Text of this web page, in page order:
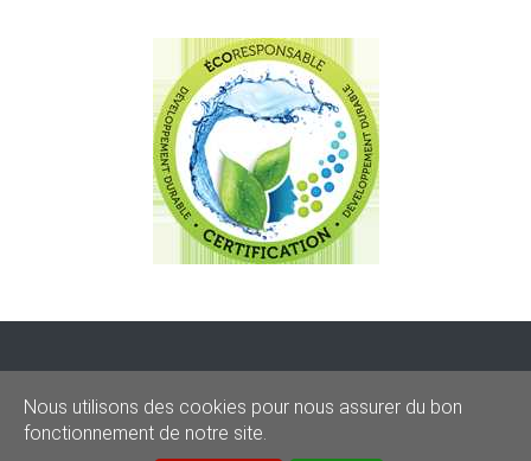
© 2020–2026sos-graffitis.be
Nous utilisons des cookies pour nous assurer du bon
fonctionnement de notre site.